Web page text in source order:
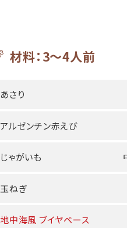
材料：3～4人前
あさり
アルゼンチン赤えび
じゃがいも
玉ねぎ
地中海風 ブイヤベース